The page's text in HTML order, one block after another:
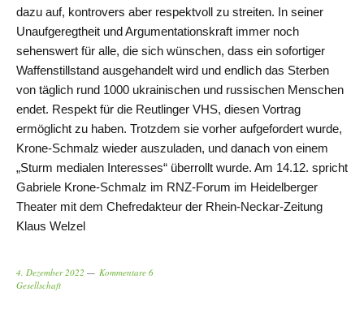
dazu auf, kontrovers aber respektvoll zu streiten. In seiner
Unaufgeregtheit und Argumentationskraft immer noch
sehenswert für alle, die sich wünschen, dass ein sofortiger
Waffenstillstand ausgehandelt wird und endlich das Sterben
von täglich rund 1000 ukrainischen und russischen Menschen
endet. Respekt für die Reutlinger VHS, diesen Vortrag
ermöglicht zu haben. Trotzdem sie vorher aufgefordert wurde,
Krone-Schmalz wieder auszuladen, und danach von einem
„Sturm medialen Interesses“ überrollt wurde. Am 14.12. spricht
Gabriele Krone-Schmalz im RNZ-Forum im Heidelberger
Theater mit dem Chefredakteur der Rhein-Neckar-Zeitung
Klaus Welzel
4. Dezember 2022
Kommentare 6
Gesellschaft